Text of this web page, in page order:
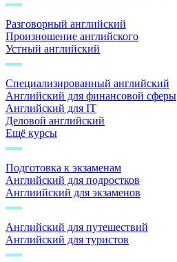
Разговорный английский
Произношение английского
Устный английский
Специализированный английский
Английский для финансовой сферы
Английский для IT
Деловой английский
Ещё курсы
Подготовка к экзаменам
Английский для подростков
Англиийский для экзаменов
Английский для путешествий
Английский для туристов